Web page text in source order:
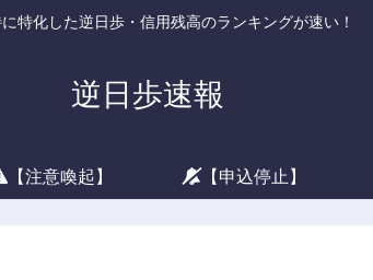
特化した逆日歩・信用残高のランキングが速い！
逆日歩速報
【注意喚起】 【申込停止】